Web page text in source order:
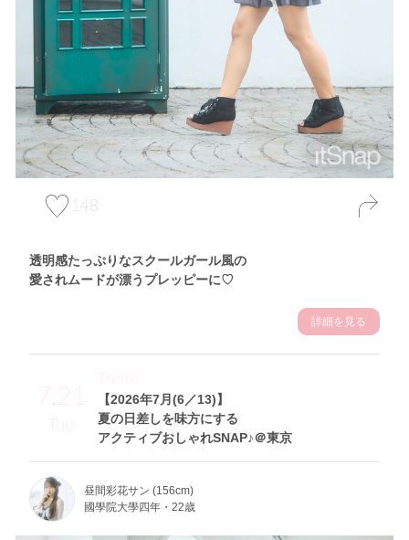
148
透明感たっぷりなスクールガール風の
愛されムードが漂うプレッピーに♡
詳細を見る
7.21
Tue
【2026年7月(6／13)】
夏の日差しを味方にする
アクティブおしゃれSNAP♪＠東京
Theme
昼間彩花サン (156cm)
國學院大學四年・22歳